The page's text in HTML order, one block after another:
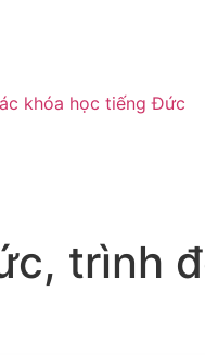
khóa học tiếng Đức
trình